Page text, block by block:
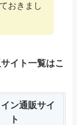
おきまし
イト一覧はこ
ン通販サイ
ト